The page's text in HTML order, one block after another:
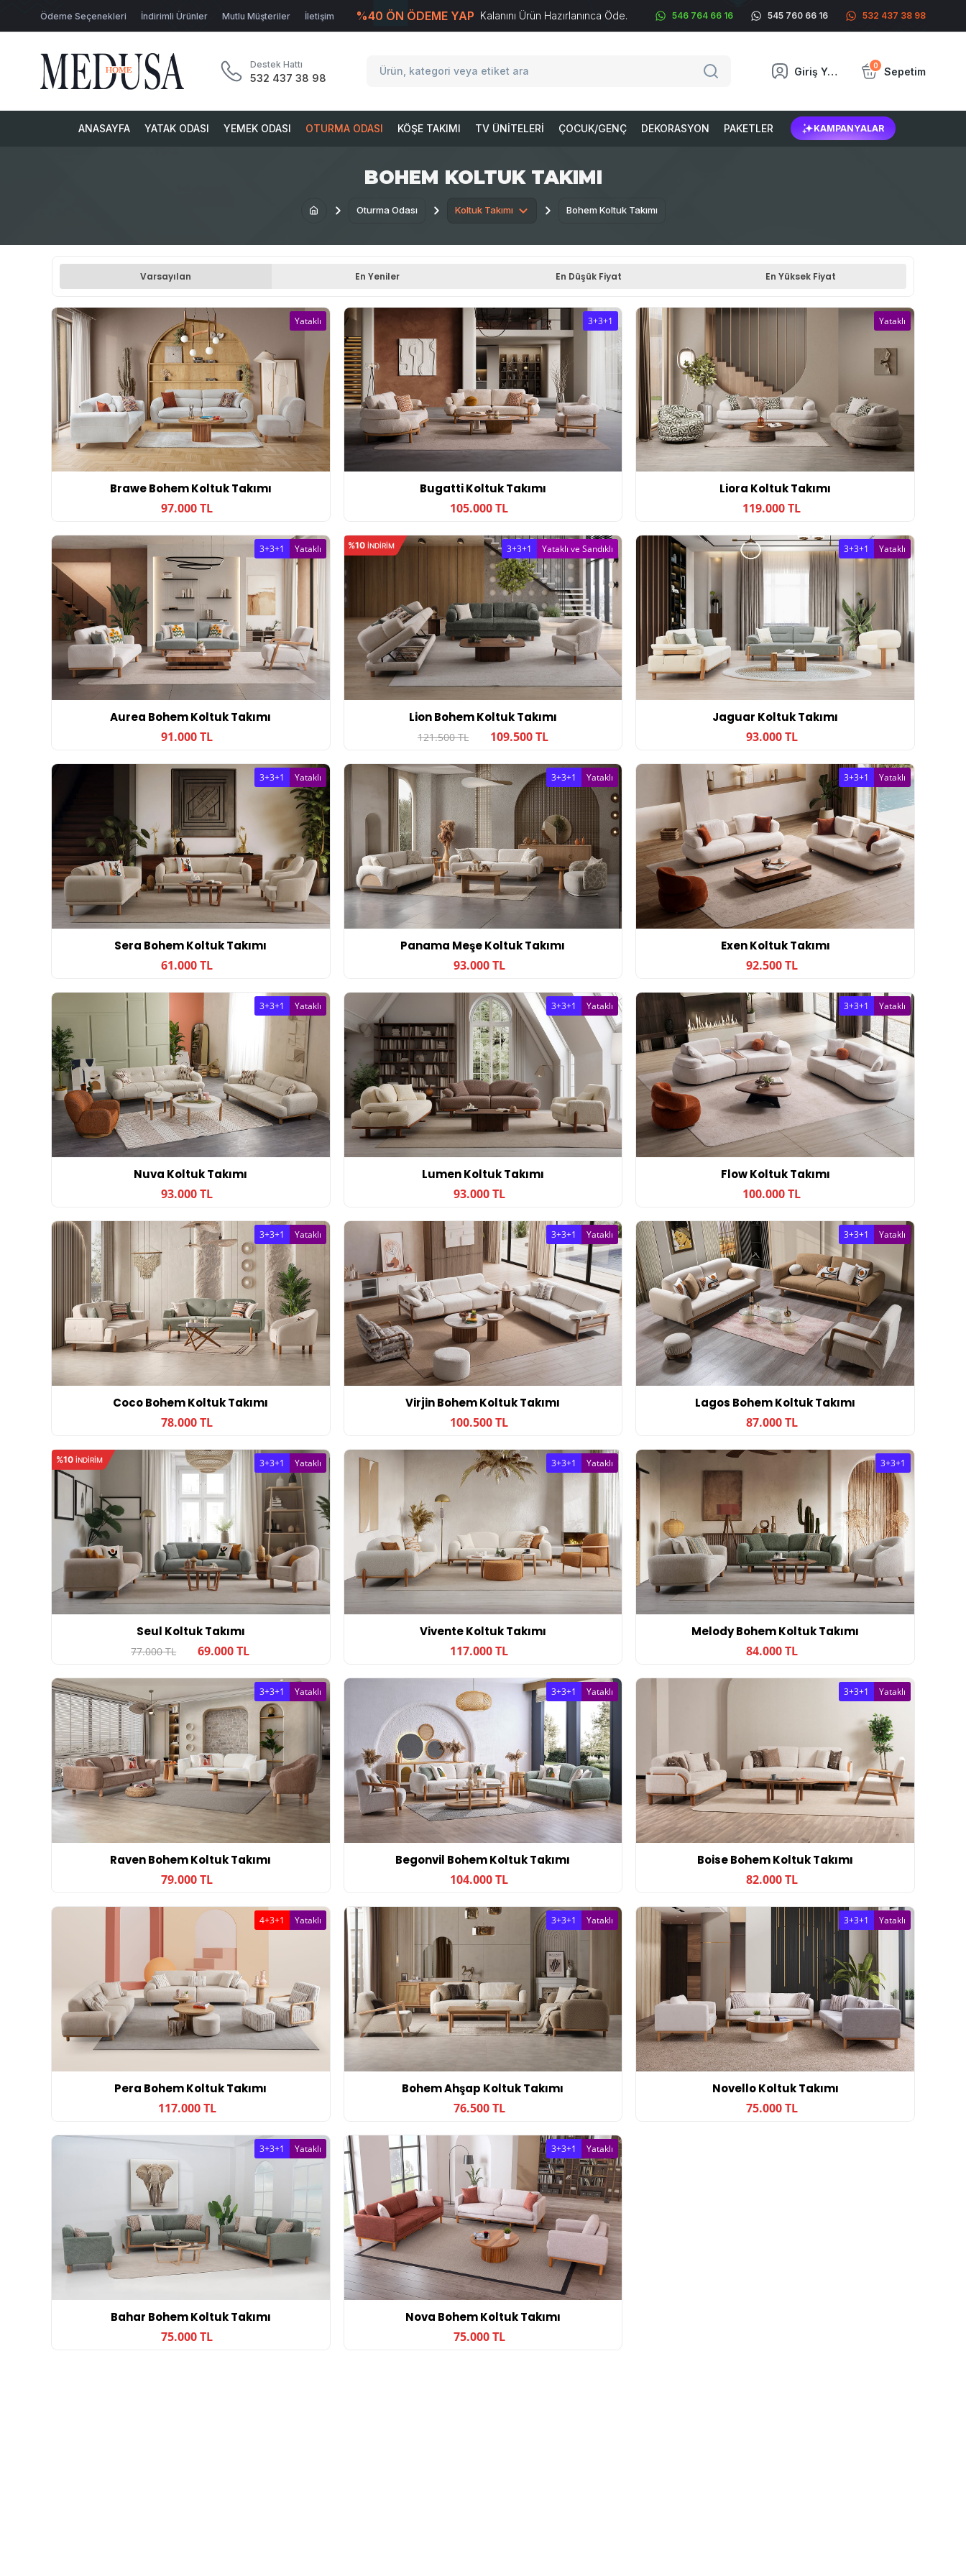
Ödeme Seçenekleri İndirimli Ürünler Mutlu Müşteriler İletişim %40 ÖN ÖDEME YAP Kalanını Ürün Hazırlanınca Öde. 546 764 66 16 545 760 66 16 532 437 38 98
Destek Hattı
532 437 38 98
Giriş Yap 0 Sepetim
ANASAYFA YATAK ODASI YEMEK ODASI OTURMA ODASI KÖŞE TAKIMI TV ÜNITELERI ÇOCUK/GENÇ DEKORASYON PAKETLER KAMPANYALAR
BOHEM KOLTUK TAKIMI
Oturma Odası Koltuk Takımı Bohem Koltuk Takımı
Varsayılan En Yeniler En Düşük Fiyat En Yüksek Fiyat
Brawe Bohem Koltuk Takımı
97.000 TL
Yataklı
Bugatti Koltuk Takımı
105.000 TL
3+3+1
Liora Koltuk Takımı
119.000 TL
Yataklı
Aurea Bohem Koltuk Takımı
91.000 TL
3+3+1 Yataklı %10INDIRIM
Lion Bohem Koltuk Takımı
121.500 TL 109.500 TL
3+3+1 Yataklı ve Sandıklı
Jaguar Koltuk Takımı
93.000 TL
3+3+1 Yataklı
Sera Bohem Koltuk Takımı
61.000 TL
3+3+1 Yataklı
Panama Meşe Koltuk Takımı
93.000 TL
3+3+1 Yataklı
Exen Koltuk Takımı
92.500 TL
3+3+1 Yataklı
Nuva Koltuk Takımı
93.000 TL
3+3+1 Yataklı
Lumen Koltuk Takımı
93.000 TL
3+3+1 Yataklı
Flow Koltuk Takımı
100.000 TL
3+3+1 Yataklı
Coco Bohem Koltuk Takımı
78.000 TL
3+3+1 Yataklı
Virjin Bohem Koltuk Takımı
100.500 TL
3+3+1 Yataklı
Lagos Bohem Koltuk Takımı
87.000 TL
3+3+1 Yataklı
%10 INDIRIM
Seul Koltuk Takımı
77.000 TL 69.000 TL
3+3+1 Yataklı
Vivente Koltuk Takımı
117.000 TL
3+3+1 Yataklı
Melody Bohem Koltuk Takımı
84.000 TL
3+3+1
Raven Bohem Koltuk Takımı
79.000 TL
3+3+1 Yataklı
Begonvil Bohem Koltuk Takımı
104.000 TL
3+3+1 Yataklı
Boise Bohem Koltuk Takımı
82.000 TL
3+3+1 Yataklı
Pera Bohem Koltuk Takımı
117.000 TL
4+3+1 Yataklı
Bohem Ahşap Koltuk Takımı
76.500 TL
3+3+1 Yataklı
Novello Koltuk Takımı
75.000 TL
3+3+1 Yataklı
Bahar Bohem Koltuk Takımı
75.000 TL
3+3+1 Yataklı
Nova Bohem Koltuk Takımı
75.000 TL
3+3+1 Yataklı
T-Soft E-TicaretSistemleriyle Hazırlanmıştır.